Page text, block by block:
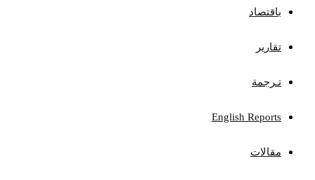
باقتصاد
تقارير
تـرجمة
English Reports
مقالات